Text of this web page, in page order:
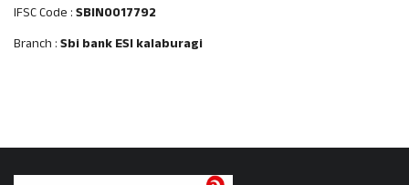
IFSC Code :SBIN0017792
Branch :Sbi bank ESI kalaburagi